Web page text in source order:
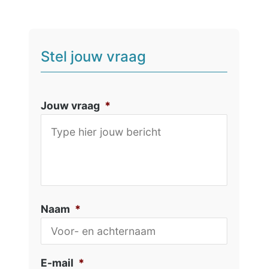
Stel jouw vraag
Jouw vraag *
Naam *
E-mail *